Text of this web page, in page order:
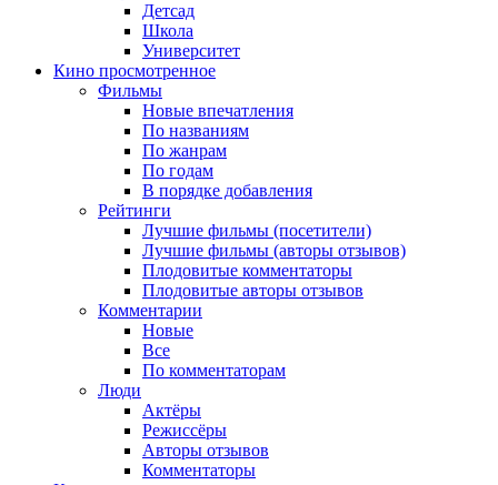
Детсад
Школа
Университет
Кино просмотренное
Фильмы
Новые впечатления
По названиям
По жанрам
По годам
В порядке добавления
Рейтинги
Лучшие фильмы (посетители)
Лучшие фильмы (авторы отзывов)
Плодовитые комментаторы
Плодовитые авторы отзывов
Комментарии
Новые
Все
По комментаторам
Люди
Актёры
Режиссёры
Авторы отзывов
Комментаторы